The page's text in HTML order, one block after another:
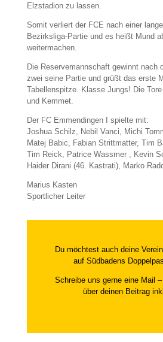
Elzstadion zu lassen.
Somit verliert der FCE nach einer
Bezirksliga-Partie und es heißt Mund
weitermachen.
Die Reservemannschaft gewinnt nach
zwei seine Partie und grüßt das erste
Tabellenspitze. Klasse Jungs! Die
und Kemmet.
Der FC Emmendingen I spielte mit:
Joshua Schilz, Nebil Vanci, Michi
Matej Babic, Fabian Strittmatter, Tim
Tim Reick, Patrice Wassmer , Kevin
Haider Dirani (46. Kastrati), Marko
Marius Kasten
Sportlicher Leiter
Du möchtest auch deine
auf Südbadens
Schreibe uns gerne eine Mail
über deinen Beitrag